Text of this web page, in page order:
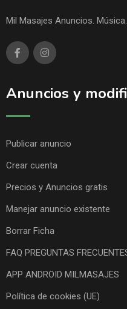
Mil Masajes Anuncios. Música.
Anuncios y
Publicar anuncio
Crear cuenta
Precios y Anuncios gratis
Manejar anuncio existente
Borrar Ficha
FAQ PREGUNTAS
APP ANDROID MILMASAJES
Política de cookies (UE)